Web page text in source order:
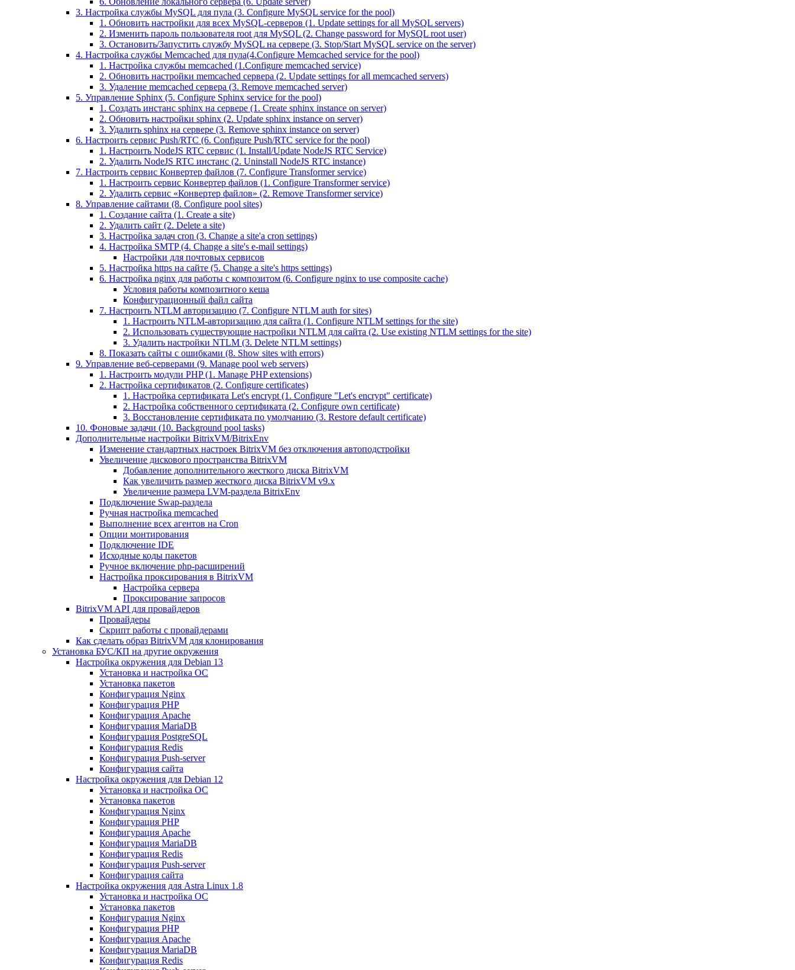
3. Настройка службы MySQL для пула (3. Configure MySQL service for the pool)
1. Обновить настройки для всех MySQL-серверов (1. Update settings for all MySQL servers)
2. Изменить пароль пользователя root для MySQL (2. Change password for MySQL root user)
3. Остановить/Запустить службу MySQL на сервере (3. Stop/Start MySQL service on the server)
4. Настройка службы Memcached для пула(4.Configure Memcached service for the pool)
1. Настройка службы memcached (1.Configure memcached service)
2. Обновить настройки memcached сервера (2. Update settings for all memcached servers)
3. Удаление memcached сервера (3. Remove memcached server)
5. Управление Sphinx (5. Configure Sphinx service for the pool)
1. Создать инстанс sphinx на сервере (1. Create sphinx instance on server)
2. Обновить настройки sphinx (2. Update sphinx instance on server)
3. Удалить sphinx на сервере (3. Remove sphinx instance on server)
6. Настроить сервис Push/RTC (6. Configure Push/RTC service for the pool)
1. Настроить NodeJS RTC сервис (1. Install/Update NodeJS RTC Service)
2. Удалить NodeJS RTC инстанс (2. Uninstall NodeJS RTC instance)
7. Настроить сервис Конвертер файлов (7. Configure Transformer service)
1. Настроить сервис Конвертер файлов (1. Configure Transformer service)
2. Удалить сервис «Конвертер файлов» (2. Remove Transformer service)
8. Управление сайтами (8. Configure pool sites)
1. Создание сайта (1. Create a site)
2. Удалить сайт (2. Delete a site)
3. Настройка задач cron (3. Change a site'a cron settings)
4. Настройка SMTP (4. Change a site's e-mail settings)
Настройки для почтовых сервисов
5. Настройка https на сайте (5. Change a site's https settings)
6. Настройка nginx для работы с композитом (6. Configure nginx to use composite cache)
Условия работы композитного кеша
Конфигурационный файл сайта
7. Настроить NTLM авторизацию (7. Configure NTLM auth for sites)
1. Настроить NTLM-авторизацию для сайта (1. Configure NTLM settings for the site)
2. Использовать существующие настройки NTLM для сайта (2. Use existing NTLM settings for the site)
3. Удалить настройки NTLM (3. Delete NTLM settings)
8. Показать сайты с ошибками (8. Show sites with errors)
9. Управление веб-серверами (9. Manage pool web servers)
1. Настроить модули PHP (1. Manage PHP extensions)
2. Настройка сертификатов (2. Configure certificates)
1. Настройка сертификата Let's encrypt (1. Configure "Let's encrypt" certificate)
2. Настройка собственного сертификата (2. Configure own certificate)
3. Восстановление сертификата по умолчанию (3. Restore default certificate)
10. Фоновые задачи (10. Background pool tasks)
Дополнительные настройки BitrixVM/BitrixEnv
Изменение стандартных настроек BitrixVM без отключения автоподстройки
Увеличение дискового пространства BitrixVM
Добавление дополнительного жесткого диска BitrixVM
Как увеличить размер жесткого диска BitrixVM v9.x
Увеличение размера LVM-раздела BitrixEnv
Подключение Swap-раздела
Ручная настройка memcached
Выполнение всех агентов на Cron
Опции монтирования
Подключение IDE
Исходные коды пакетов
Ручное включение php-расширений
Настройка проксирования в BitrixVM
Настройка сервера
Проксирование запросов
BitrixVM API для провайдеров
Провайдеры
Скрипт работы с провайдерами
Как сделать образ BitrixVM для клонирования
Установка БУС/КП на другие окружения
Настройка окружения для Debian 13
Установка и настройка ОС
Установка пакетов
Конфигурация Nginx
Конфигурация PHP
Конфигурация Apache
Конфигурация MariaDB
Конфигурация PostgreSQL
Конфигурация Redis
Конфигурация Push-server
Конфигурация сайта
Настройка окружения для Debian 12
Установка и настройка ОС
Установка пакетов
Конфигурация Nginx
Конфигурация PHP
Конфигурация Apache
Конфигурация MariaDB
Конфигурация Redis
Конфигурация Push-server
Конфигурация сайта
Настройка окружения для Astra Linux 1.8
Установка и настройка ОС
Установка пакетов
Конфигурация Nginx
Конфигурация PHP
Конфигурация Apache
Конфигурация MariaDB
Конфигурация Redis